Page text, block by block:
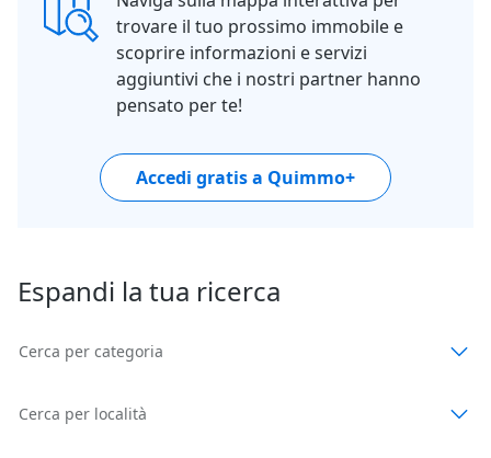
trovare il tuo prossimo immobile e
scoprire informazioni e servizi
aggiuntivi che i nostri partner hanno
pensato per te!
Accedi gratis a Quimmo+
Espandi la tua ricerca
Cerca per categoria
Cerca per località